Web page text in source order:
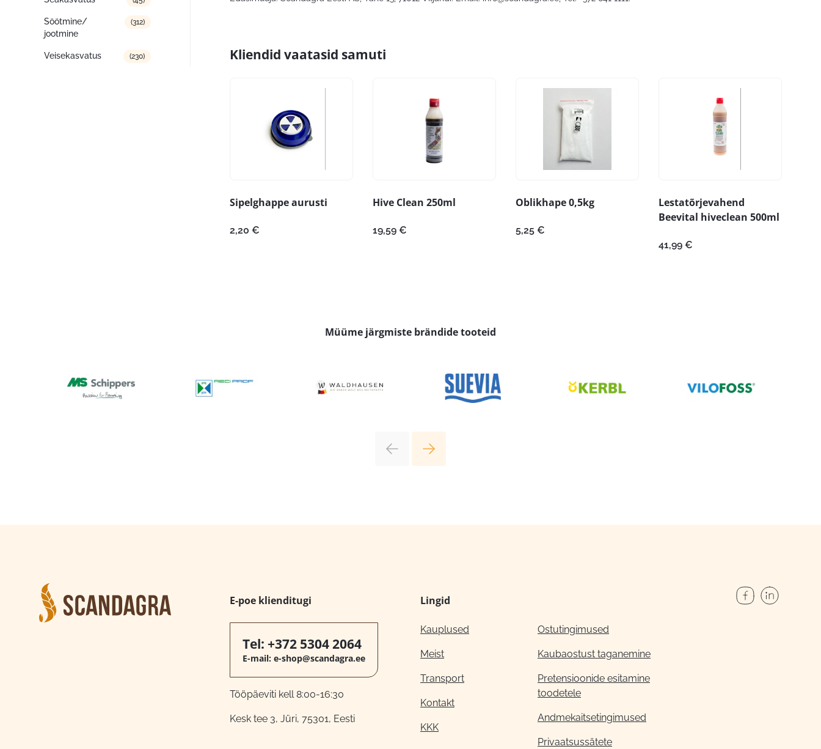
Söötmine/
jootmine
(312)
Veisekasvatus (230) Kliendid vaatasid samuti
Sipelghappe aurusti
2,20 €
Hive Clean 250ml
19,59 €
Oblikhape 0,5kg
5,25 €
Lestatõrjevahend
Beevital hiveclean 500ml
41,99 €
Müüme järgmiste brändide tooteid
E-poe klienditugi
Tel: +372 5304 2064
E-mail: e-shop@scandagra.ee
Tööpäeviti kell 8:00-16:30
Kesk tee 3, Jüri, 75301, Eesti
Lingid
Kauplused
Meist
Transport
Kontakt
KKK
Ostutingimused
Kaubaostust taganemine
Pretensioonide esitamine
toodetele
Andmekaitsetingimused
Privaatsussätete